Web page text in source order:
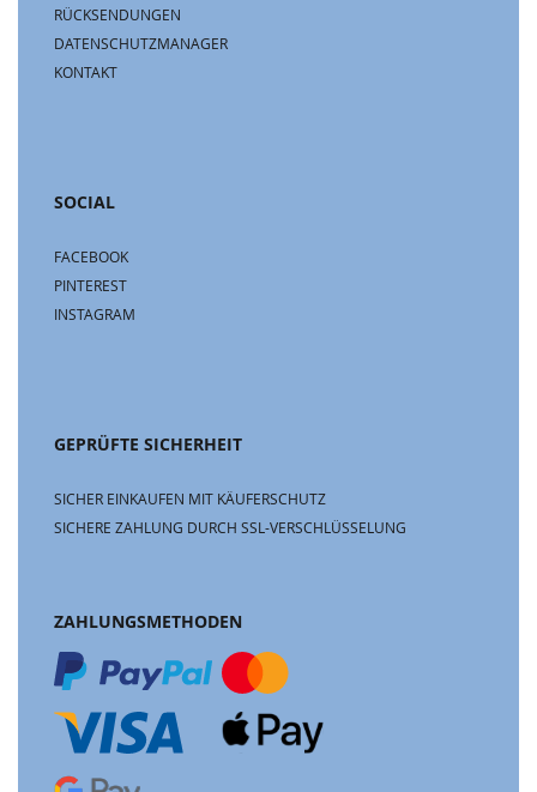
RÜCKSENDUNGEN
DATENSCHUTZMANAGER
KONTAKT
SOCIAL
FACEBOOK
PINTEREST
INSTAGRAM
GEPRÜFTE SICHERHEIT
SICHER EINKAUFEN MIT KÄUFERSCHUTZ
SICHERE ZAHLUNG DURCH SSL-VERSCHLÜSSELUNG
ZAHLUNGSMETHODEN